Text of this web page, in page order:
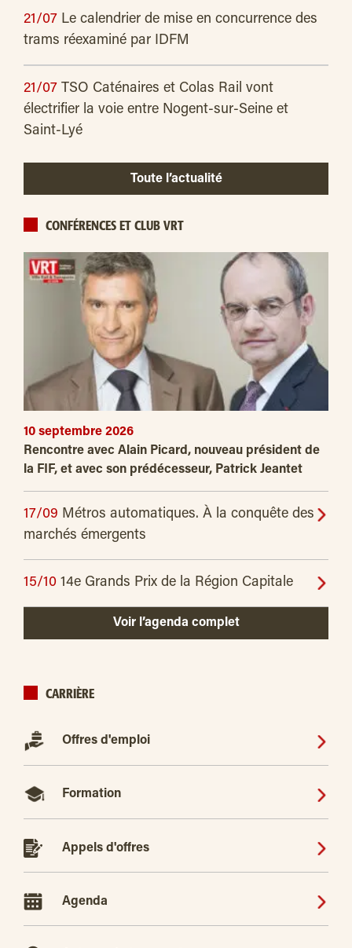
21/07 Le calendrier de mise en concurrence des
trams réexaminé par IDFM
21/07 TSO Caténaires et Colas Rail vont
électrifier la voie entre Nogent-sur-Seine et
Saint-Lyé
Toute l’actualité
CONFÉRENCES ET CLUB VRT
10 septembre 2026
Rencontre avec Alain Picard, nouveau président de
la FIF, et avec son prédécesseur, Patrick Jeantet
17/09 Métros automatiques. À la conquête des
marchés émergents
15/10 14e Grands Prix de la Région Capitale
Voir l’agenda complet
CARRIÈRE
Offres d'emploi
Formation
Appels d'offres
Agenda